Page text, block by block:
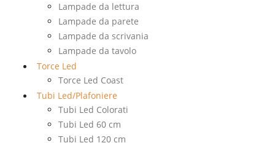
Lampade da lettura
Lampade da parete
Lampade da scrivania
Lampade da tavolo
Torce Led
Torce Led Coast
Tubi Led/Plafoniere
Tubi Led Colorati
Tubi Led 60 cm
Tubi Led 120 cm